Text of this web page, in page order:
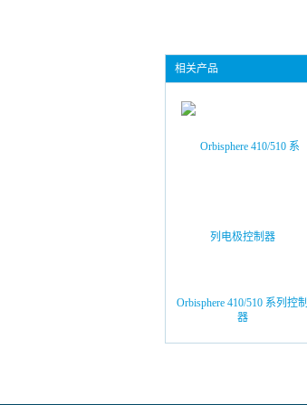
相关产品
Orbisphere 410/510 系列控制
器